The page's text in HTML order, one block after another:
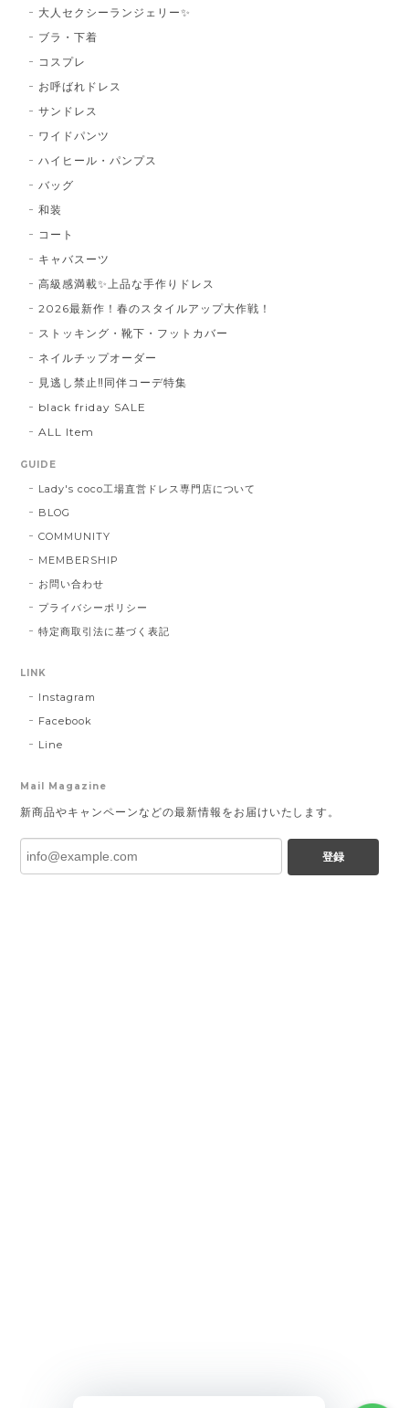
大人セクシーランジェリー✨
ブラ・下着
コスプレ
お呼ばれドレス
サンドレス
ワイドパンツ
ハイヒール・パンプス
バッグ
和装
コート
キャバスーツ
高級感満載✨上品な手作りドレス
2026最新作！春のスタイルアップ大作戦！
ストッキング・靴下・フットカバー
ネイルチップオーダー
見逃し禁止‼同伴コーデ特集
black friday SALE
ALL Item
GUIDE
Lady's coco工場直営ドレス専門店について
BLOG
COMMUNITY
MEMBERSHIP
お問い合わせ
プライバシーポリシー
特定商取引法に基づく表記
LINK
Instagram
Facebook
Line
Mail Magazine
新商品やキャンペーンなどの最新情報をお届けいたします。
登録